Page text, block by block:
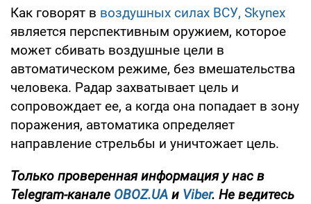
Как говорят в воздушных силах ВСУ, Skynex
является перспективным оружием, которое
может сбивать воздушные цели в
автоматическом режиме, без вмешательства
человека. Радар захватывает цель и
сопровождает ее, а когда она попадает в зону
поражения, автоматика определяет
направление стрельбы и уничтожает цель.
Только проверенная информация у нас в
Telegram-канале OBOZ.UA и Viber. Не ведитесь